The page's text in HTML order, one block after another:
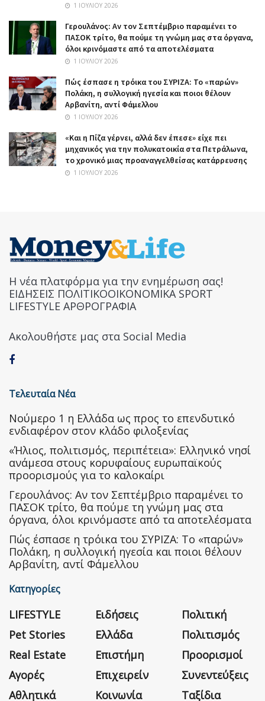
1 ΙΟΥΛΊΟΥ 2026
Γερουλάνος: Αν τον Σεπτέμβριο παραμένει το
ΠΑΣΟΚ τρίτο, θα πούμε τη γνώμη μας στα όργανα,
όλοι κρινόμαστε από τα αποτελέσματα
1 ΙΟΥΛΊΟΥ 2026
Πώς έσπασε η τρόικα του ΣΥΡΙΖΑ: Το «παρών»
Πολάκη, η συλλογική ηγεσία και ποιοι θέλουν
Αρβανίτη, αντί Φάμελλου
1 ΙΟΥΛΊΟΥ 2026
«Και η Πίζα γέρνει, αλλά δεν έπεσε» είχε πει
μηχανικός για την πολυκατοικία στα Πετράλωνα,
το χρονικό μιας προαναγγελθείσας κατάρρευσης
1 ΙΟΥΛΊΟΥ 2026
Η νέα πλατφόρμα για την ενημέρωση σας!
ΕΙΔΗΣΕΙΣ ΠΟΛΙΤΙΚΟΟΙΚΟΝΟΜΙΚΑ SPORT
LIFESTYLE ΑΡΘΡΟΓΡΑΦΙΑ
Ακολουθήστε μας στα Social Media
Τελευταία Νέα
Nούμερο 1 η Ελλάδα ως προς το επενδυτικό
ενδιαφέρον στον κλάδο φιλοξενίας
«Ήλιος, πολιτισμός, περιπέτεια»: Ελληνικό νησί
ανάμεσα στους κορυφαίους ευρωπαϊκούς
προορισμούς για το καλοκαίρι
Γερουλάνος: Αν τον Σεπτέμβριο παραμένει το
ΠΑΣΟΚ τρίτο, θα πούμε τη γνώμη μας στα
όργανα, όλοι κρινόμαστε από τα αποτελέσματα
Πώς έσπασε η τρόικα του ΣΥΡΙΖΑ: Το «παρών»
Πολάκη, η συλλογική ηγεσία και ποιοι θέλουν
Αρβανίτη, αντί Φάμελλου
Κατηγορίες
LIFESTYLE
Pet Stories
Real Estate
Αγορές
Αθλητικά
Ειδήσεις
Ελλάδα
Επιστήμη
Επιχειρείν
Κοινωνία
Πολιτική
Πολιτισμός
Προορισμοί
Συνεντεύξεις
Ταξίδια